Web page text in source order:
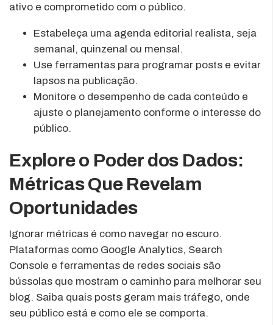
ativo e comprometido com o público.
Estabeleça uma agenda editorial realista, seja
semanal, quinzenal ou mensal.
Use ferramentas para programar posts e evitar
lapsos na publicação.
Monitore o desempenho de cada conteúdo e
ajuste o planejamento conforme o interesse do
público.
Explore o Poder dos Dados:
Métricas Que Revelam
Oportunidades
Ignorar métricas é como navegar no escuro.
Plataformas como Google Analytics, Search
Console e ferramentas de redes sociais são
bússolas que mostram o caminho para melhorar seu
blog. Saiba quais posts geram mais tráfego, onde
seu público está e como ele se comporta.